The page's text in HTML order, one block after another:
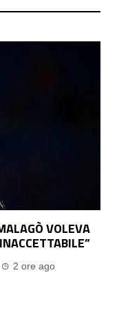
VOLEVA
2 ore ago